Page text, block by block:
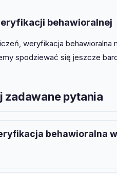
behawioralnej
weryfikacja behawioralna
spodziewać się jeszcze
zadawane pytania
behawioralna